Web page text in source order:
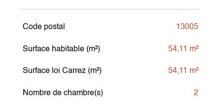
TRAD_SIROCCO_Caracteristique
Code postal 13005
Surface habitable (m²) 54,11 m²
Surface loi Carrez (m²) 54,11 m²
Nombre de chambre(s) 2